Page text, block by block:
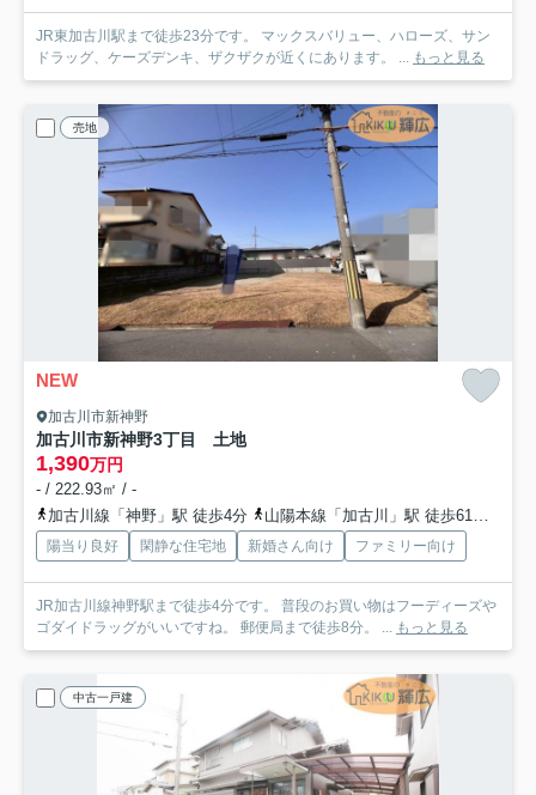
JR東加古川駅まで徒歩23分です。 マックスバリュー、ハローズ、サン
ドラッグ、ケーズデンキ、ザクザクが近くにあります。 ... もっと見る
売地
NEW
加古川市新神野
加古川市新神野3丁目 土地
1,390万円
- / 222.93㎡ / -
加古川線「神野」駅 徒歩4分
山陽本線「加古川」駅 徒歩61分
陽当り良好 閑静な住宅地 新婚さん向け ファミリー向け
JR加古川線神野駅まで徒歩4分です。 普段のお買い物はフーディーズや
ゴダイドラッグがいいですね。 郵便局まで徒歩8分。 ... もっと見る
中古一戸建